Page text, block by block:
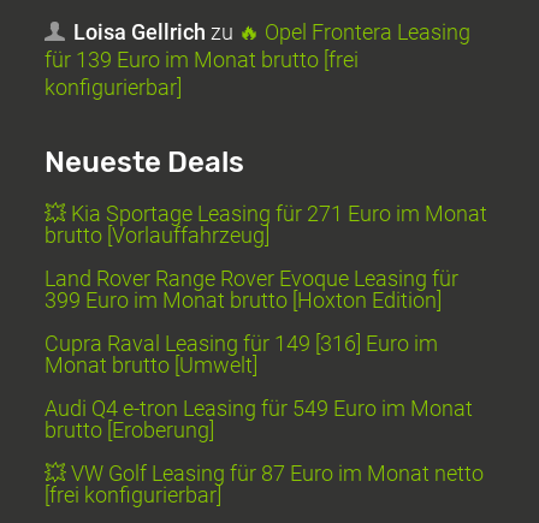
Loisa Gellrich zu 🔥 Opel Frontera Leasing
für 139 Euro im Monat brutto [frei
konfigurierbar]
Neueste Deals
💥 Kia Sportage Leasing für 271 Euro im Monat
brutto [Vorlauffahrzeug]
Land Rover Range Rover Evoque Leasing für
399 Euro im Monat brutto [Hoxton Edition]
Cupra Raval Leasing für 149 [316] Euro im
Monat brutto [Umwelt]
Audi Q4 e-tron Leasing für 549 Euro im Monat
brutto [Eroberung]
💥 VW Golf Leasing für 87 Euro im Monat netto
[frei konfigurierbar]